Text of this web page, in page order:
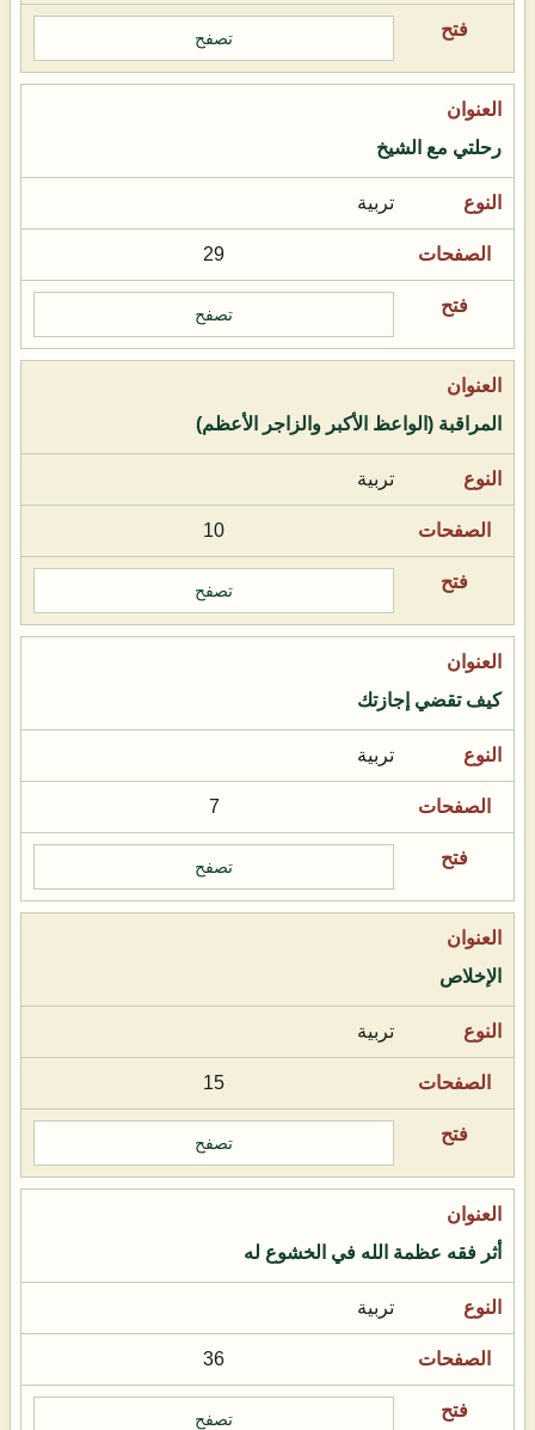
تصفح
رحلتي مع الشيخ
تربية
29
تصفح
المراقبة (الواعظ الأكبر والزاجر الأعظم)
تربية
10
تصفح
كيف تقضي إجازتك
تربية
7
تصفح
الإخلاص
تربية
15
تصفح
أثر فقه عظمة الله في الخشوع له
تربية
36
تصفح